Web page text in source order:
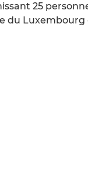
25
du Luxembourg